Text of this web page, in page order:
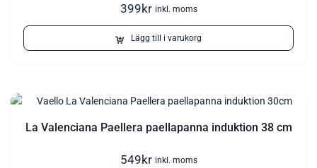
399kr inkl. moms
Lägg till i varukorg
La Valenciana Paellera paellapanna induktion 38 cm
549kr inkl. moms